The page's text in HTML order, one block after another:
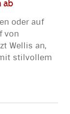
ab
oder auf
von
Wellis an,
stilvollem